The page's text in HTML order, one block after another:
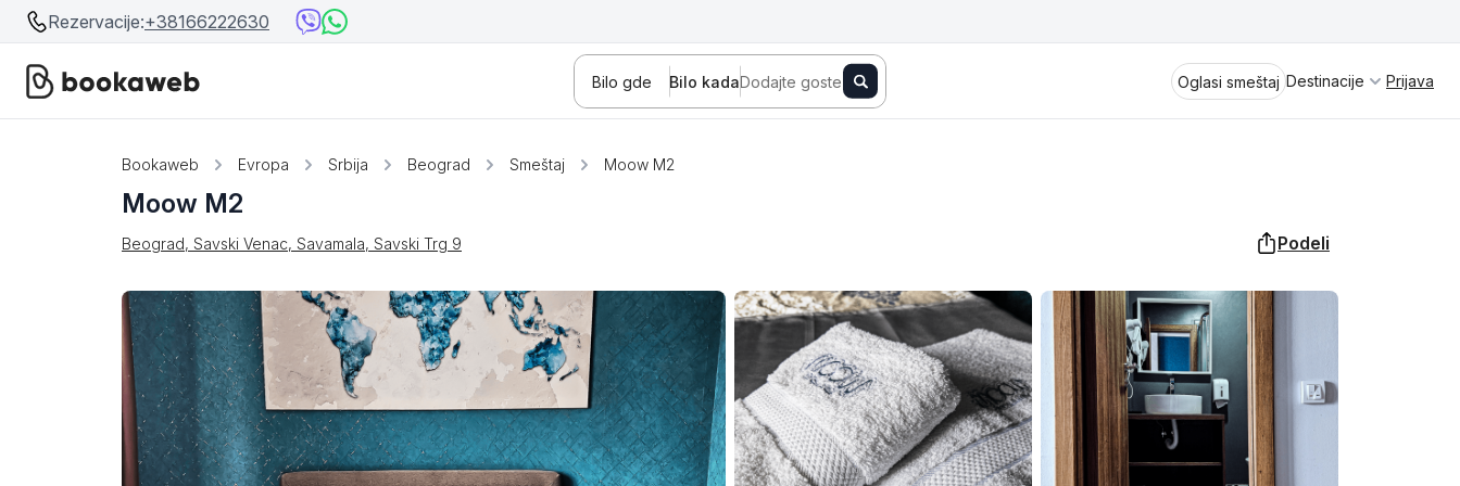
Rezervacije:+38166222630
Bilo gde Bilo kadaDodajte goste Oglasi smeštaj Destinacije
Bosna i Hercegovina
Crna Gora
Srbija
Beograd
Niš Banja Koviljača Sokobanja Fruška gora Vrnjačka Banja
Srebrno jezero Tara Stara planina Banja Vrujci Perućac
Prolom Banja Kragujevac Ždrelo Golubac Kladovo
Užice Bajina Bašta Kraljevo Jagodina Aranđelovac
Spremite se za virtuelno putovanje
kroz jednu od najlepših zemalja
Evrope i sveta. Uživaćete u prikazima
planinskih masiva poput Tare i Šar-
planine, ali i u ravničarskim predelima
prostrane Vojvodine. Istraživanje
tradicije i kulturnog dobra Srbije
otkriće vam pravu narav srpskog
Prijava
Bookaweb Evropa Srbija Beograd Smeštaj Moow M2
Moow M2
Beograd, Savski Venac, Savamala, Savski Trg 9 Podeli